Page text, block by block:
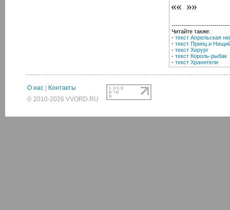
Читайте также:
- текст Апрельская
- текст Принц и
- текст Хирург
- текст Король-рыбак
- текст Хранители
О нас
Контакты
© 2010-2026 VVORD.RU